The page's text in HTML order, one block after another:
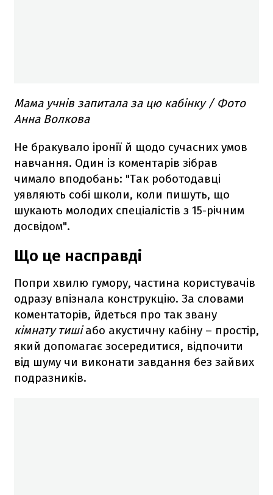
Мама учнів запитала за цю кабінку / Фото
Анна Волкова
Не бракувало іронії й щодо сучасних умов
навчання. Один із коментарів зібрав
чимало вподобань: "Так роботодавці
уявляють собі школи, коли пишуть, що
шукають молодих спеціалістів з 15-річним
досвідом".
Що це насправді
Попри хвилю гумору, частина користувачів
одразу впізнала конструкцію. За словами
коментаторів, йдеться про так звану
кімнату тишіабо акустичну кабіну – простір,
який допомагає зосередитися, відпочити
від шуму чи виконати завдання без зайвих
подразників.